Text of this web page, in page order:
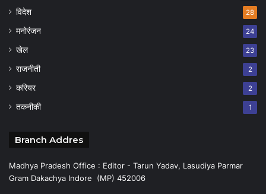
विदेश 28
मनोरंजन 24
खेल 23
राजनीती 2
करियर 2
तकनीकी 1
Branch Addres
Madhya Pradesh Office : Editor - Tarun Yadav, Lasudiya Parmar
Gram Dakachya Indore (MP) 452006